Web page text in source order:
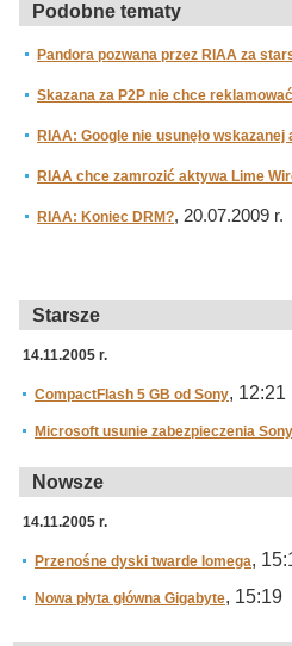
Podobne tematy
Pandora pozwana przez RIAA za
Skazana za P2P nie chce
RIAA: Google nie usunęło wskazanej
RIAA chce zamrozić aktywa Lime
RIAA: Koniec DRM?, 20.07.2009 r.
Starsze
14.11.2005 r.
CompactFlash 5 GB od Sony, 12:21
Microsoft usunie zabezpieczenia Sony
Nowsze
14.11.2005 r.
Przenośne dyski twarde Iomega,
Nowa płyta główna Gigabyte, 15:19